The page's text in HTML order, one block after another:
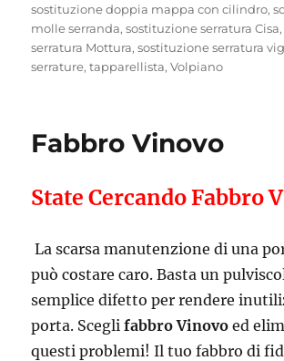
sostituzione doppia mappa con cilindro,
molle serranda,sostituzione serratura Cisa
serratura Mottura,sostituzione serratura
serrature,tapparellista,Volpiano
Fabbro Vinovo
State Cercando Fabbro
La scarsa manutenzione di una
può costare caro. Basta un
semplice difetto per rendere
porta. Sceglifabbro Vinovo ed
questi problemi! Il tuo fabbro di